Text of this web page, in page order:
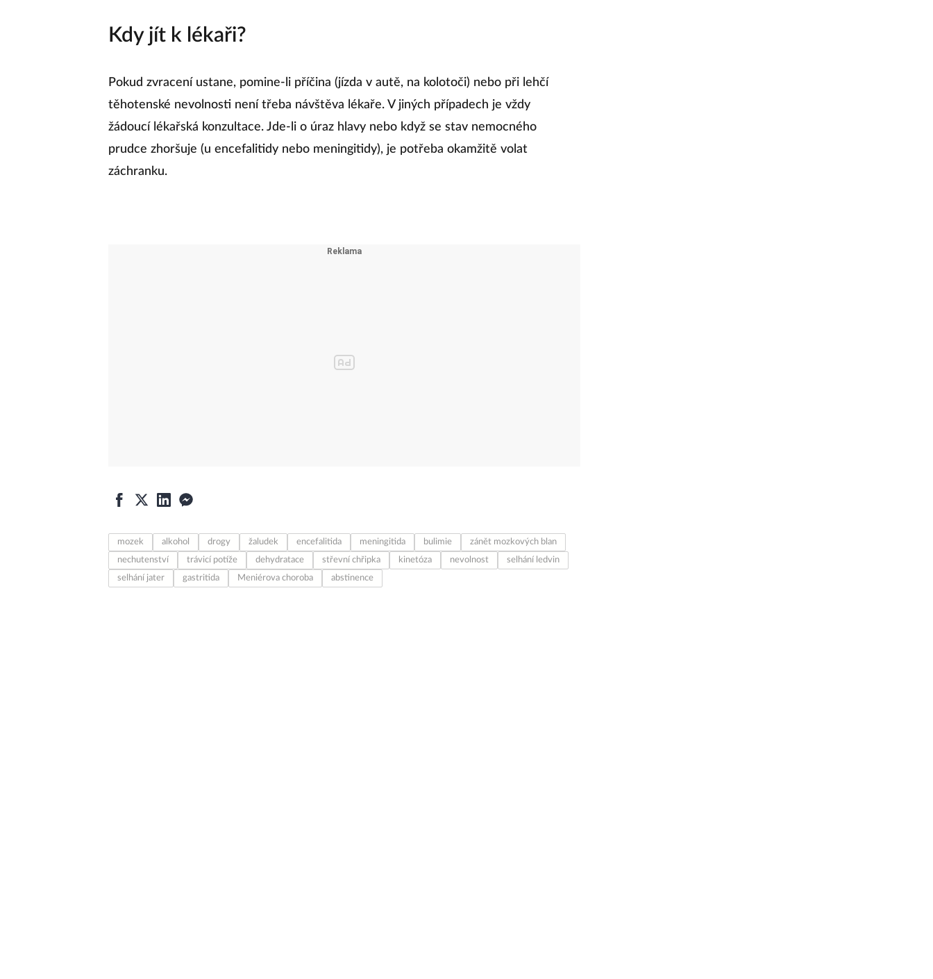
Kdy jít k lékaři?
Pokud zvracení ustane, pomine-li příčina (jízda v autě, na kolotoči) nebo při lehčí
těhotenské nevolnosti není třeba návštěva lékaře. V jiných případech je vždy
žádoucí lékařská konzultace. Jde-li o úraz hlavy nebo když se stav nemocného
prudce zhoršuje (u encefalitidy nebo meningitidy), je potřeba okamžitě volat
záchranku.
mozek alkohol drogy žaludek encefalitida meningitida bulimie
zánět mozkových blan
nechutenství
trávicí potíže dehydratace střevní chřipka kinetóza nevolnost
selhání ledvin
selhání jater
gastritida Meniérova choroba abstinence